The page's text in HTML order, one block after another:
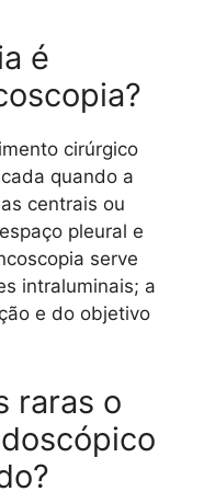
é
cirúrgico
quando a
centrais ou
pleural e
serve
intraluminais; a
e do objetivo
raras o